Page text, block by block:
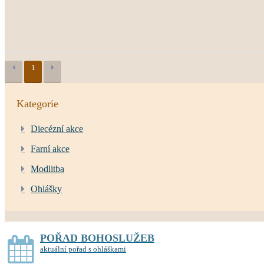
1
Kategorie
Diecézní akce
Farní akce
Modlitba
Ohlášky
POŘAD BOHOSLUŽEB
aktuální pořad s ohláškami